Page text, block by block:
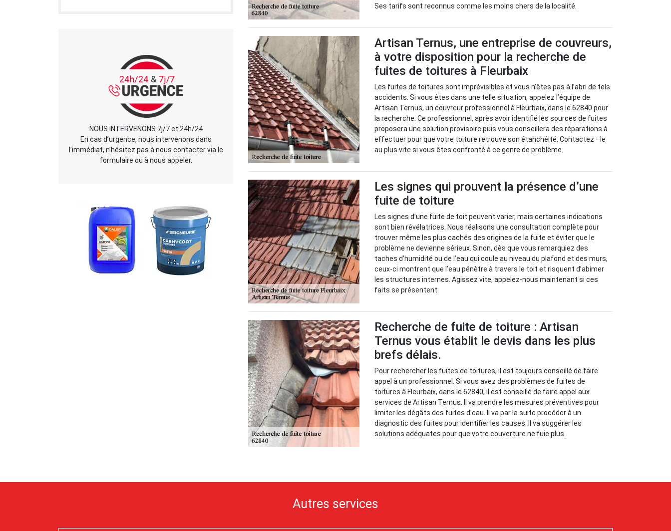
NOUS INTERVENONS 7j/7 et 24h/24
En cas d’urgence, nous intervenons dans
l’immédiat, n’hésitez pas à nous contacter via le
formulaire ou à nous appeler.
Ses tarifs sont reconnus comme les moins chers de la localité.
Artisan Ternus, une entreprise de couvreurs,
à votre disposition pour la recherche de
fuites de toitures à Fleurbaix
Les fuites de toitures sont imprévisibles et vous n’êtes pas à l’abri de tels
accidents. Si vous êtes dans une telle situation, appelez l’équipe de
Artisan Ternus, un couvreur professionnel à Fleurbaix, dans le 62840 pour
la recherche. Ce professionnel, après avoir identifié les sources de fuites
proposera une solution provisoire puis vous conseillera des réparations à
effectuer pour que votre toiture retrouve son étanchéité. Contactez –le
au plus vite si vous êtes confronté à ce genre de problème.
Les signes qui prouvent la présence d’une
fuite de toiture
Les signes d’une fuite de toit peuvent varier, mais certaines indications
sont bien révélatrices. Nous réalisons une consultation complète pour
trouver même les plus cachés des origines de la fuite et éviter que le
problème ne devienne sérieux. Sinon, dès que vous remarquiez des
taches d’humidité ou de l’eau qui coule au niveau du plafond et des murs,
ceux-ci montrent que l’eau pénètre à travers le toit et risquent d’abimer
les structures internes. Agissez vite, appelez-nous maintenant si ces
faits se présentent.
Recherche de fuite de toiture : Artisan
Ternus vous établit le devis dans les plus
brefs délais.
Pour rechercher les fuites de toitures, il est toujours conseillé de faire
appel à un professionnel. Si vous avez des problèmes de fuites de
toitures à Fleurbaix, dans le 62840, il est conseillé de faire appel aux
services de Artisan Ternus. Il va prendre les mesures préventives pour
limiter les dégâts des fuites d’eau. Il va par la suite procéder à un
diagnostic des fuites pour identifier les causes. Il va suggérer les
solutions adéquates pour que votre couverture ne fuie plus.
Autres services